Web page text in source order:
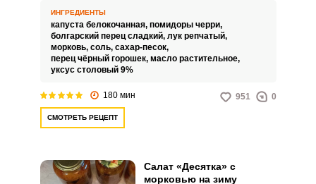
и очень практичная закуска,
которую можно использовать в
качестве гарнира к мясным или
рыбным блюдам. Также такой
салат с легкостью может стать
ИНГРЕДИЕНТЫ
капуста белокочанная, помидоры черри,
болгарский перец сладкий, лук репчатый,
морковь, соль, сахар-песок,
перец чёрный горошек, масло растительное,
уксус столовый 9%
180 мин 951 0
СМОТРЕТЬ РЕЦЕПТ
Салат «Десятка» с
морковью на зиму